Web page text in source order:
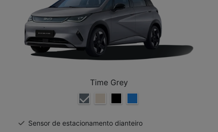
Time Grey
Sensor de estacionamento dianteiro